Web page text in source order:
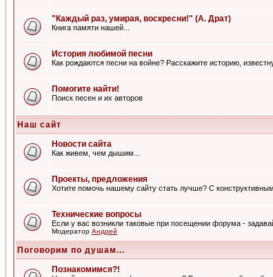
"Каждый раз, умирая, воскресни!" (А. Драт)
Книга памяти нашей...
История любимой песни
Как рождаются песни на войне? Расскажите историю,
Помогите найти!
Поиск песен и их авторов
Наш сайт
Новости сайта
Как живем, чем дышим...
Проекты, предложения
Хотите помочь нашему сайту стать лучше? С
Технические вопросы
Если у вас возникли таковые при посещении форума -
Модератор Андрей
Поговорим по душам...
Познакомимся?!